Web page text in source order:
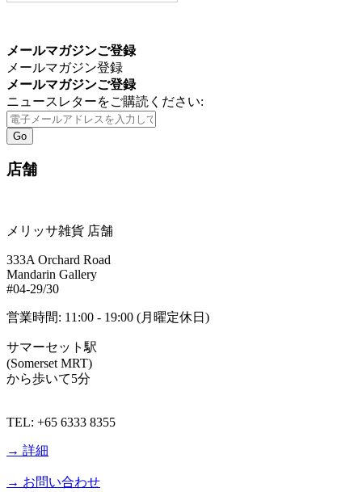
藤あや子さんにご来店頂きま
した。2017年9月6日に放送済
みです。
☆【 女子旅プレス】旅行サイ
ト女子旅プレスの撮影で、モ
デルの村田倫子さんがご来
店！
(土)ABCにて放映。八光家の
皆さん、お買い物有難うござ
いました。
☆【旅してHAPPY】
(水)BS日テレにて放映。モデ
☆【NHK】 2015年9月21日
(月)放送の「おとなの基礎英
した！
が紹介されました！4月23日
メールマガジンご登録
メールマガジン登録
メールマガジンご登録
ニュースレターをご購読ください:
Go
店舗
メリッサ雑貨 店舗
333A Orchard Road
Mandarin Gallery
#04-29/30
営業時間: 11:00 - 19:00 (月曜定休日)
サマーセット駅
(Somerset MRT)
から歩いて5分
TEL: +65 6333 8355
→ 詳細
→ お問い合わせ